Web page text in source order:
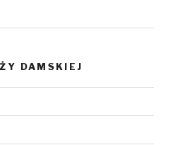
DAMSKIEJ